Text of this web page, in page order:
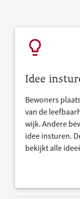
Idee
Bewoners
van de
wijk. Andere
idee insturen.
bekijkt alle